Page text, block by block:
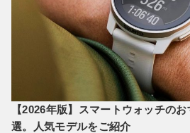
【2026年版】スマートウォッチの
選。人気モデルをご紹介